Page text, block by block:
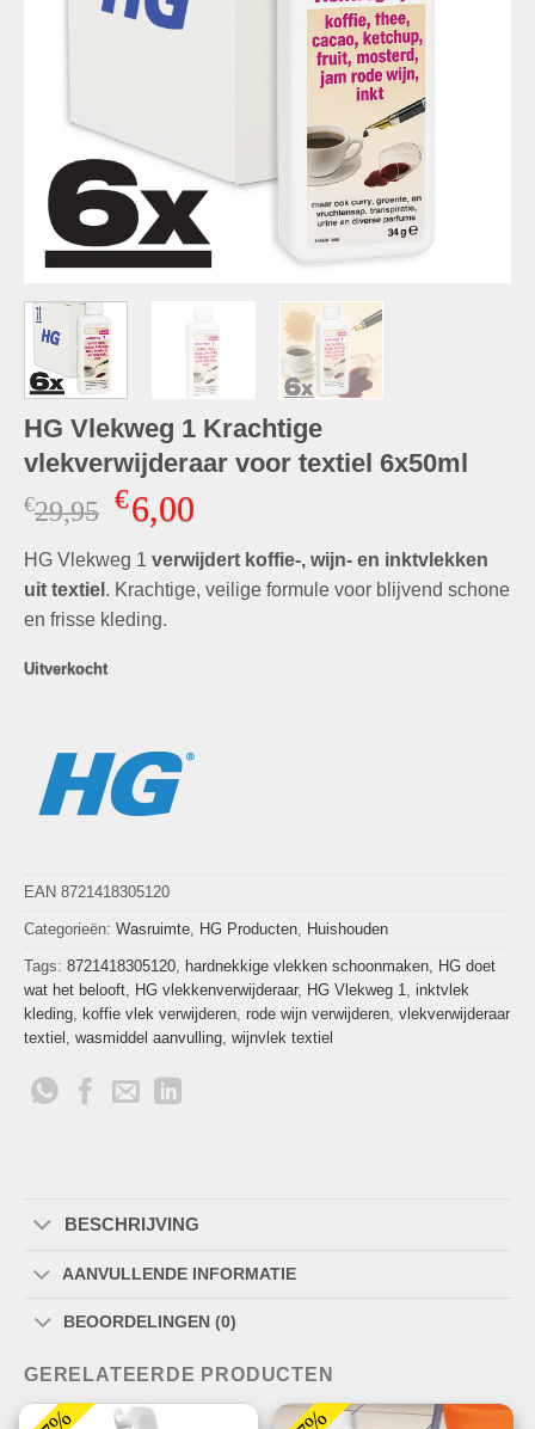
HG Vlekweg 1 Krachtige
vlekverwijderaar voor textiel 6x50ml
€29,95 Oorspronkelijke
prijs
was:
€29,95.
€6,00Huidige
is:
€6,00.
HG Vlekweg 1 verwijdert koffie-, wijn- en inktvlekken
uit textiel . Krachtige, veilige formule voor blijvend schone
en frisse kleding.
Uitverkocht
EAN 8721418305120
Categorieën: Wasruimte, HG Producten, Huishouden
Tags: 8721418305120, hardnekkige vlekken schoonmaken, HG doet
wat het belooft, HG vlekkenverwijderaar, HG Vlekweg 1, inktvlek
kleding, koffie vlek verwijderen, rode wijn verwijderen, vlekverwijderaar
textiel , wasmiddel aanvulling, wijnvlek textiel
BESCHRIJVING
AANVULLENDE INFORMATIE
BEOORDELINGEN (0)
GERELATEERDE PRODUCTEN